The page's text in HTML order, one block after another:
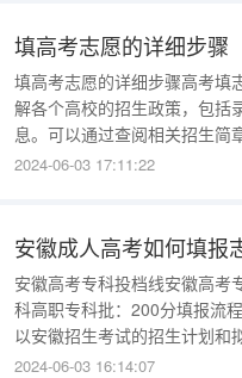
填高考志愿的详细步骤
填高考志愿的详细步骤高考填
解各个高校的招生政策，包括
息。可以通过查阅相关招生简
自己的兴趣、爱好、特长和成
2024-06-03 17:11:22
安徽成人高考如何填报
安徽高考专科投档线安徽高考
科高职专科批：200分填报流
以安徽招生考试的招生计划和
可在“计划查询与志愿填报辅助
2024-06-03 16:14:07